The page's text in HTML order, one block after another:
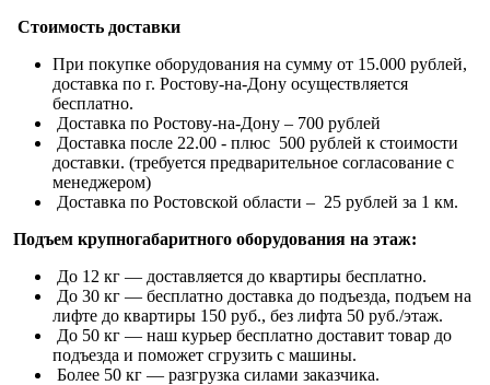
Стоимость доставки
При покупке оборудования на сумму от 15.000 рублей,
доставка по г. Ростову-на-Дону осуществляется
бесплатно.
Доставка по Ростову-на-Дону – 700 рублей
Доставка после 22.00 - плюс 500 рублей к стоимости
доставки. (требуется предварительное согласование с
менеджером)
Доставка по Ростовской области – 25 рублей за 1 км.
Подъем крупногабаритного оборудования на этаж:
До 12 кг — доставляется до квартиры бесплатно.
До 30 кг — бесплатно доставка до подъезда, подъем на
лифте до квартиры 150 руб., без лифта 50 руб./этаж.
До 50 кг — наш курьер бесплатно доставит товар до
подъезда и поможет сгрузить с машины.
Более 50 кг — разгрузка силами заказчика.